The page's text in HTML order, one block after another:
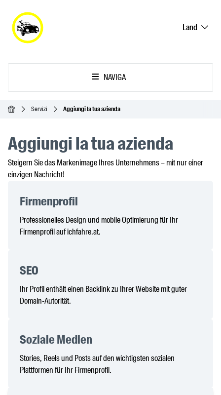
Land
NAVIGA
Home Servizi Aggiungi la tua azienda
Aggiungi la tua azienda
Steigern Sie das Markenimage Ihres Unternehmens – mit nur einer
einzigen Nachricht!
Firmenprofil
Professionelles Design und mobile Optimierung für Ihr
Firmenprofil auf ichfahre.at.
SEO
Ihr Profil enthält einen Backlink zu Ihrer Website mit guter
Domain-Autorität.
Soziale Medien
Stories, Reels und Posts auf den wichtigsten sozialen
Plattformen für Ihr Firmenprofil.